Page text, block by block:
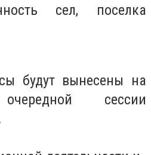
сел, поселка
будут вынесены на
сессии